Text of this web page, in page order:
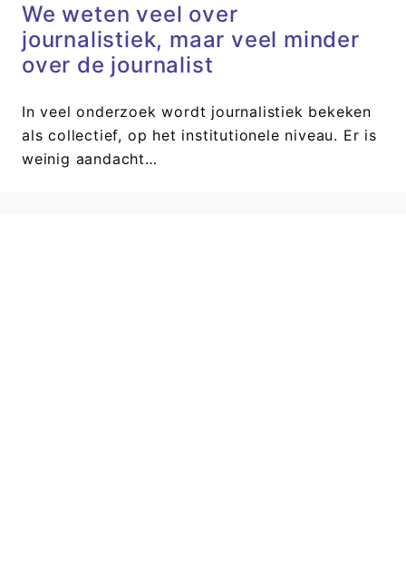
We weten veel over
journalistiek, maar veel minder
over de journalist
In veel onderzoek wordt journalistiek bekeken
als collectief, op het institutionele niveau. Er is
weinig aandacht…